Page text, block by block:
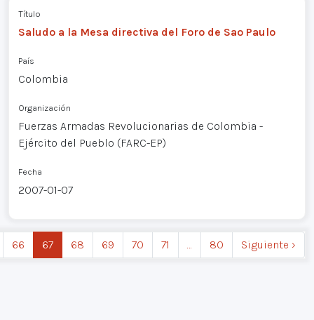
Título
Saludo a la Mesa directiva del Foro de Sao Paulo
País
Colombia
Organización
Fuerzas Armadas Revolucionarias de Colombia -
Ejército del Pueblo (FARC-EP)
Fecha
2007-01-07
66 67 68 69 70 71 … 80 Siguiente ›